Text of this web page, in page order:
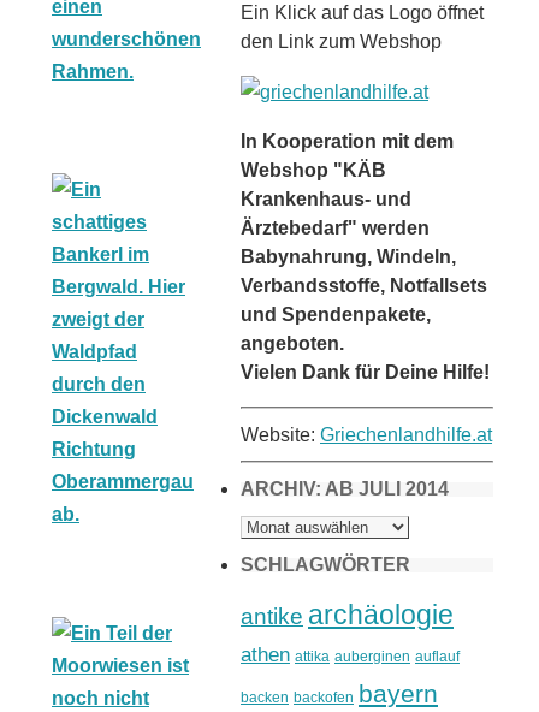
Ein Klick auf das Logo öffnet
den Link zum Webshop
In Kooperation mit dem
Webshop "KÄB
Krankenhaus- und
Ärztebedarf" werden
Babynahrung, Windeln,
Verbandsstoffe, Notfallsets
und Spendenpakete,
angeboten.
Vielen Dank für Deine Hilfe!
Website: Griechenlandhilfe.at
ARCHIV: AB JULI 2014
ARCHIV:
AB
2014
SCHLAGWÖRTER
antike archäologie
athen attika auberginen auflauf
backen backofen bayern